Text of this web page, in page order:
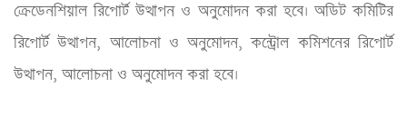
ক্রেডেনশিয়াল রিপোর্ট উত্থাপন ও অনুমোদন করা হবে। অডিট কমিটির
রিপোর্ট উত্থাপন, আলোচনা ও অনুমোদন, কন্ট্রোল কমিশনের রিপোর্ট
উত্থাপন, আলোচনা ও অনুমোদন করা হবে।